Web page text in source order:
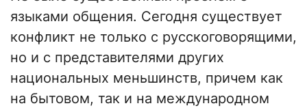
языками общения. Сегодня существует
конфликт не только с русскоговорящими,
но и с представителями других
национальных меньшинств, причем как
на бытовом, так и на международном